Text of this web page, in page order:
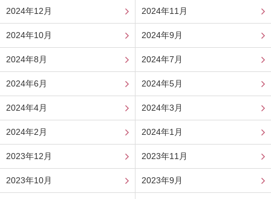
2024年12月 2024年11月
2024年10月 2024年9月
2024年8月 2024年7月
2024年6月 2024年5月
2024年4月 2024年3月
2024年2月 2024年1月
2023年12月 2023年11月
2023年10月 2023年9月